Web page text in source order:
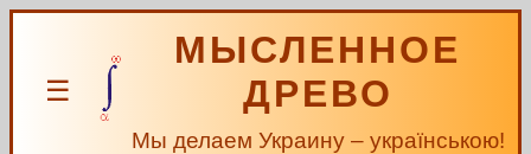
☰
МЫСЛЕННОЕ
ДРЕВО
Мы делаем Украину – українською!